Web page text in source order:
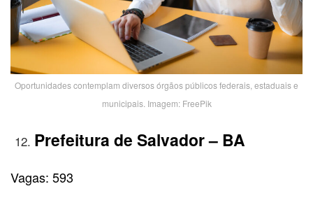
Oportunidades contemplam diversos órgãos públicos federais, estaduais e
municipais. Imagem: FreePik
Prefeitura de Salvador – BA
Vagas: 593